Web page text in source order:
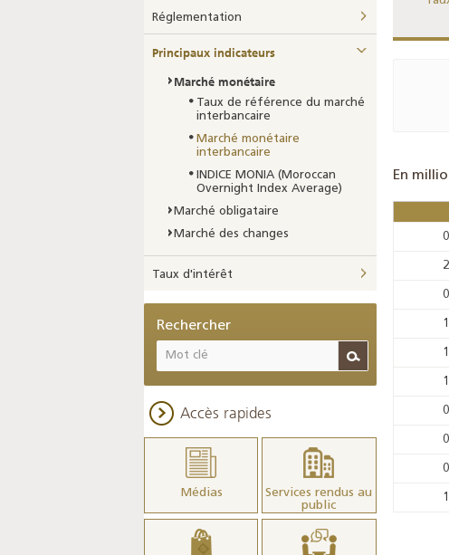
En
Réglementation
Principaux indicateurs
Marché monétaire
Taux de référence du marché
interbancaire
Marché monétaire
interbancaire
INDICE MONIA (Moroccan
Overnight Index Average)
Marché obligataire
Marché des changes
Taux d'intérêt
Rechercher
Accès rapides
Médias
Services rendus au
public